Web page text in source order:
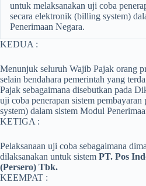
untuk melaksanakan uji coba
secara elektronik (billing system)
Penerimaan Negara.
KEDUA :
Menunjuk seluruh Wajib Pajak orang
selain bendahara pemerintah yang
Pajak sebagaimana disebutkan pada
uji coba penerapan sistem
system) dalam sistem Modul
KETIGA :
Pelaksanaan uji coba sebagaimana
dilaksanakan untuk sistem PT. Pos
(Persero) Tbk.
KEEMPAT :